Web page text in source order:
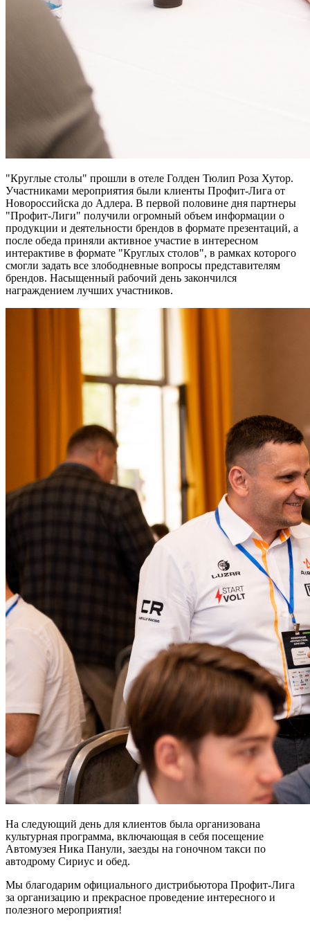
"Круглые столы" прошли в отеле Голден Тюлип Роза Хутор.
Участниками мероприятия были клиенты Профит-Лига от
Новороссийска до Адлера. В первой половине дня партнеры
"Профит-Лиги" получили огромный объем информации о
продукции и деятельности брендов в формате презентаций, а
после обеда приняли активное участие в интересном
интерактиве в формате "Круглых столов", в рамках которого
смогли задать все злободневные вопросы представителям
брендов. Насыщенный рабочий день закончился
награждением лучших участников.
На следующий день для клиентов была организована
культурная программа, включающая в себя посещение
Автомузея Ника Панули, заезды на гоночном такси по
автодрому Сириус и обед.
Мы благодарим официального дистрибьютора Профит-Лига
за организацию и прекрасное проведение интересного и
полезного мероприятия!